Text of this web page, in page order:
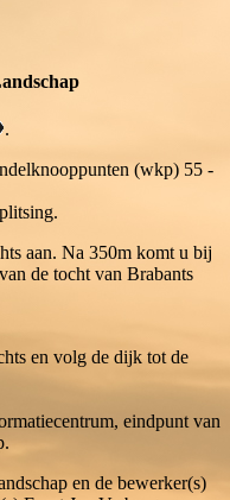
.
(wkp) 55 -
aan. Na 350m komt u bij
de tocht van Brabants
en volg de dijk tot de
eindpunt van
en de bewerker(s)